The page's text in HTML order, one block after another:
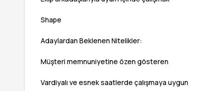
Shape
Adaylardan Beklenen Nitelikler:
Müşteri memnuniyetine özen gösteren
Vardiyalı ve esnek saatlerde çalışmaya uygun